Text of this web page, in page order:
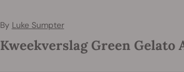
By Luke Sumpter
Kweekverslag Green Gelato